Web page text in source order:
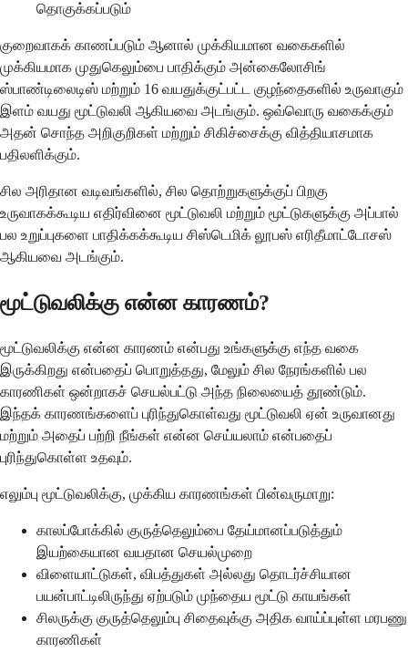
தொகுக்கப்படும்
குறைவாகக் காணப்படும் ஆனால் முக்கியமான வகைகளில்
முக்கியமாக முதுகெலும்பை பாதிக்கும் அன்கைலோசிங்
ஸ்பாண்டிலைடிஸ் மற்றும் 16 வயதுக்குட்பட்ட குழந்தைகளில் உருவாகும்
இளம் வயது மூட்டுவலி ஆகியவை அடங்கும். ஒவ்வொரு வகைக்கும்
அதன் சொந்த அறிகுறிகள் மற்றும் சிகிச்சைக்கு வித்தியாசமாக
பதிலளிக்கும்.
சில அரிதான வடிவங்களில், சில தொற்றுகளுக்குப் பிறகு
உருவாகக்கூடிய எதிர்வினை மூட்டுவலி மற்றும் மூட்டுகளுக்கு அப்பால்
பல உறுப்புகளை பாதிக்கக்கூடிய சிஸ்டெமிக் லூபஸ் எரிதீமாட்டோசஸ்
ஆகியவை அடங்கும்.
மூட்டுவலிக்கு என்ன காரணம்?
மூட்டுவலிக்கு என்ன காரணம் என்பது உங்களுக்கு எந்த வகை
இருக்கிறது என்பதைப் பொறுத்தது, மேலும் சில நேரங்களில் பல
காரணிகள் ஒன்றாகச் செயல்பட்டு அந்த நிலையைத் தூண்டும்.
இந்தக் காரணங்களைப் புரிந்துகொள்வது மூட்டுவலி ஏன் உருவானது
மற்றும் அதைப் பற்றி நீங்கள் என்ன செய்யலாம் என்பதைப்
புரிந்துகொள்ள உதவும்.
எலும்பு மூட்டுவலிக்கு, முக்கிய காரணங்கள் பின்வருமாறு:
காலப்போக்கில் குருத்தெலும்பை தேய்மானப்படுத்தும்
இயற்கையான வயதான செயல்முறை
விளையாட்டுகள், விபத்துகள் அல்லது தொடர்ச்சியான
பயன்பாட்டிலிருந்து ஏற்படும் முந்தைய மூட்டு காயங்கள்
சிலருக்கு குருத்தெலும்பு சிதைவுக்கு அதிக வாய்ப்புள்ள மரபணு
காரணிகள்